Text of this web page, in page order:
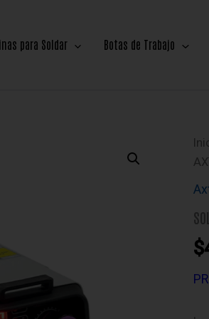
para Soldar Botas de Trabajo
$